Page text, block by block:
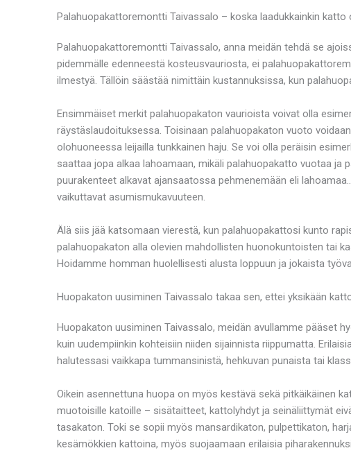
Palahuopakattoremontti Taivassalo – koska laadukkainkin
Palahuopakattoremontti Taivassalo, anna meidän tehdä se
pidemmälle edenneestä kosteusvauriosta, ei
ilmestyä. Tällöin säästää nimittäin kustannuksissa, kun
Ensimmäiset merkit palahuopakaton vaurioista voivat olla
räystäslaudoituksessa. Toisinaan palahuopakaton vuoto
olohuoneessa leijailla tunkkainen haju. Se voi olla peräisin
saattaa jopa alkaa lahoamaan, mikäli palahuopakatto vuotaa
puurakenteet alkavat ajansaatossa pehmenemään eli
vaikuttavat asumismukavuuteen.
Älä siis jää katsomaan vierestä, kun palahuopakattosi kunto
palahuopakaton alla olevien mahdollisten huonokuntoisten tai
Hoidamme homman huolellisesti alusta loppuun ja jokaista
Huopakaton uusiminen Taivassalo takaa sen, ettei yksikään
Huopakaton uusiminen Taivassalo, meidän avullamme pääset
kuin uudempiinkin kohteisiin niiden sijainnista riippumatta.
halutessasi vaikkapa tummansinistä, hehkuvan punaista tai
Oikein asennettuna huopa on myös kestävä sekä pitkäikäinen
muotoisille katoille – sisätaitteet, kattolyhdyt ja seinäliittymät
tasakaton. Toki se sopii myös mansardikaton, pulpettikaton,
kesämökkien kattoina, myös suojaamaan erilaisia